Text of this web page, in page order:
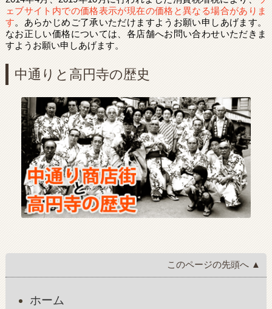
ェブサイト内での価格表示が現在の価格と異なる場合がありま
す。あらかじめご了承いただけますようお願い申しあげます。
なお正しい価格については、各店舗へお問い合わせいただきま
すようお願い申しあげます。
中通りと高円寺の歴史
このページの先頭へ ▲
ホーム